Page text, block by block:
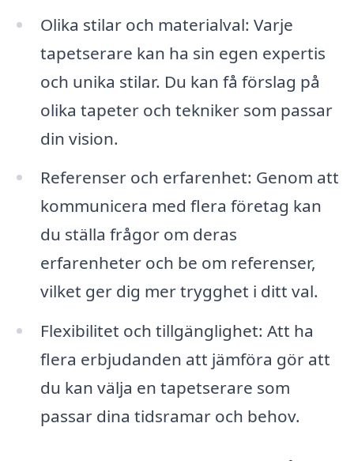
Olika stilar och materialval: Varje
tapetserare kan ha sin egen expertis
och unika stilar. Du kan få förslag på
olika tapeter och tekniker som passar
din vision.
Referenser och erfarenhet: Genom att
kommunicera med flera företag kan
du ställa frågor om deras
erfarenheter och be om referenser,
vilket ger dig mer trygghet i ditt val.
Flexibilitet och tillgänglighet: Att ha
flera erbjudanden att jämföra gör att
du kan välja en tapetserare som
passar dina tidsramar och behov.